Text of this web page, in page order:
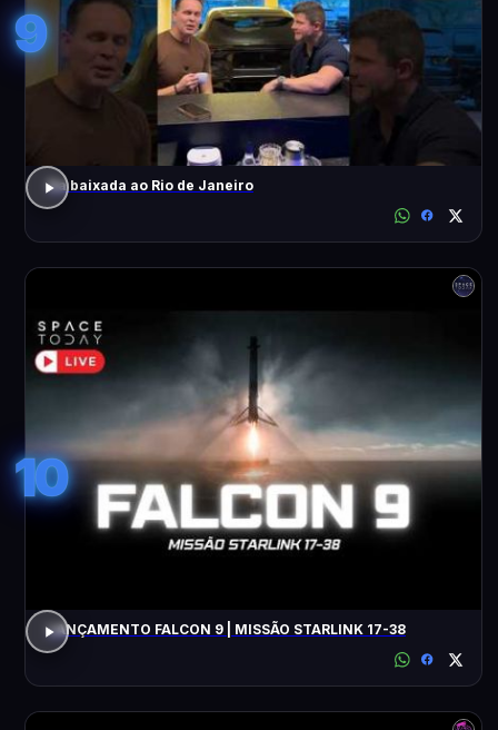
9
Da baixada ao Rio de Janeiro
10
LANÇAMENTO FALCON 9 | MISSÃO STARLINK 17-38